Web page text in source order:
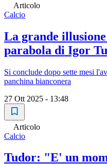
Articolo
Calcio
La grande
parabola di Igor
Si conclude dopo sette mesi
panchina bianconera
27 Ott 2025 - 13:48
Articolo
Calcio
Tudor: "E' un